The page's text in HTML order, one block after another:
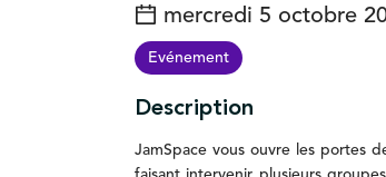
mercredi 5 octobre
Evénement
Description
JamSpace vousouvre les portes